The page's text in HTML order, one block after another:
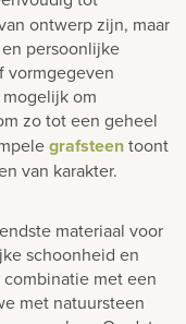
ontwerp zijn, maar
persoonlijke
vormgegeven
om
zo tot een geheel
grafsteentoont
van karakter.
materiaal voor
schoonheid en
met een
met natuursteen